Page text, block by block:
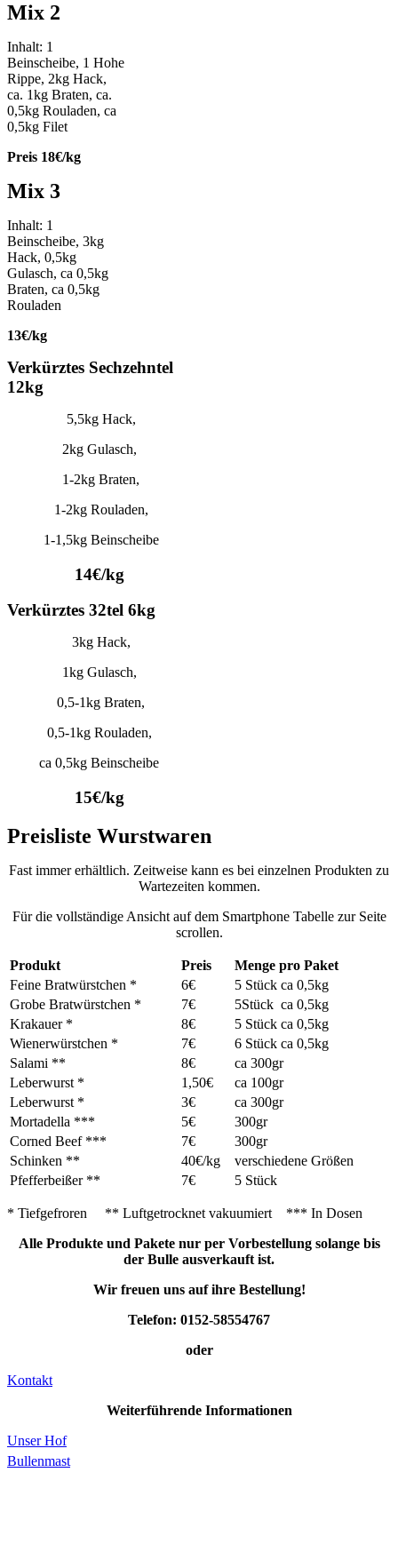
Mix 2
Inhalt: 1
Beinscheibe, 1 Hohe
Rippe, 2kg Hack,
ca. 1kg Braten, ca.
0,5kg Rouladen, ca
0,5kg Filet
Preis 18€/kg
Mix 3
Inhalt: 1
Beinscheibe, 3kg
Hack, 0,5kg
Gulasch, ca 0,5kg
Braten, ca 0,5kg
Rouladen
13€/kg
Verkürztes Sechzehntel
12kg
5,5kg Hack,
2kg Gulasch,
1-2kg Braten,
1-2kg Rouladen,
1-1,5kg Beinscheibe
14€/kg
Verkürztes 32tel 6kg
3kg Hack,
1kg Gulasch,
0,5-1kg Braten,
0,5-1kg Rouladen,
ca 0,5kg Beinscheibe
15€/kg
Preisliste Wurstwaren
Fast immer erhältlich. Zeitweise kann es bei einzelnen Produkten zu
Wartezeiten kommen.
Für die vollständige Ansicht auf dem Smartphone Tabelle zur Seite
scrollen.
Produkt Preis
Menge pro Paket
Feine Bratwürstchen *
6€
5 Stück ca 0,5kg
Grobe Bratwürstchen *
7€
5Stück ca 0,5kg
Krakauer *
8€
5 Stück ca 0,5kg
Wienerwürstchen *
7€
6 Stück ca 0,5kg
Salami **
8€
ca 300gr
Leberwurst *
1,50€
ca 100gr
Leberwurst *
3€
ca 300gr
Mortadella ***
5€
300gr
Corned Beef ***
7€
300gr
Schinken **
40€/kg
verschiedene Größen
Pfefferbeißer **
7€ 5 Stück
* Tiefgefroren ** Luftgetrocknet vakuumiert *** In Dosen
Alle Produkte und Pakete nur per Vorbestellung solange bis
der Bulle ausverkauft ist.
Wir freuen uns auf ihre Bestellung!
Telefon: 0152-58554767
oder
Kontakt
Weiterführende Informationen
Unser Hof
Bullenmast